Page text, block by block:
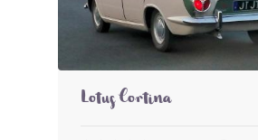
Lotus Cortina